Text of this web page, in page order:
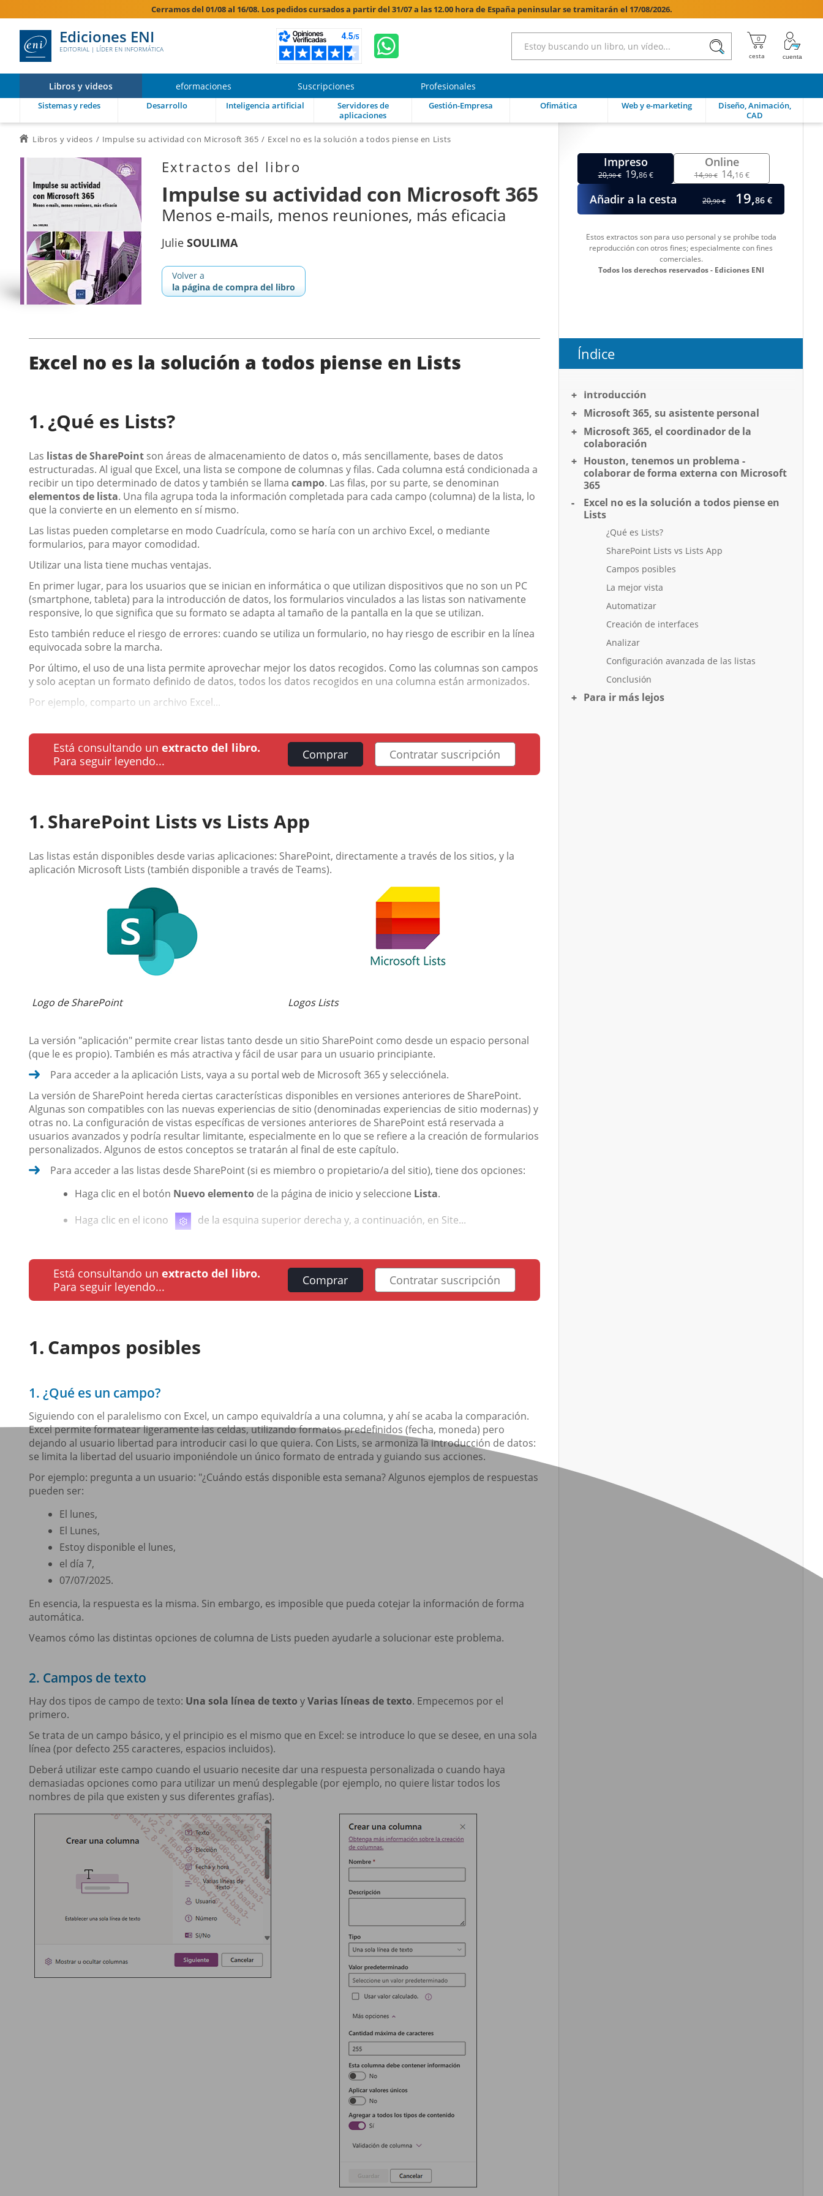
Cerramos del 01/08 al 16/08. Los pedidos cursados a partir del 31/07 a las 12.00 hora de España peninsular se tramitarán el 17/08/2026.
Ediciones ENI
EDITORIAL | LÍDER EN INFORMÁTICA 
Libros y videos eformaciones Suscripciones Profesionales
Sistemas y redes Desarrollo Inteligencia artificial
Servidores de
aplicaciones
Gestión-Empresa Ofimática Web y e-marketing
Diseño, Animación,
CAD
Libros y videos Impulse su actividad con Microsoft 365 Excel no es la solución a todos piense en Lists
Extractos del libro
Impulse su actividad con Microsoft 365
Menos e-mails, menos reuniones, más eficacia
Julie SOULIMA
Volver a
la página de compra del libro
Impreso
20,90 € 19,86 €
Online
14,90 € 14,16 €
Añadir a la cesta 20,90 € 19,86 €
Estos extractos son para uso personal y se prohíbe toda
reproducción con otros fines; especialmente con fines
comerciales.
Todos los derechos reservados - Ediciones ENI
Excel no es la solución a todos piense en Lists
¿Qué es Lists?
Las listas de SharePoint son áreas de almacenamiento de datos o, más sencillamente, bases de datos
estructuradas. Al igual que Excel, una lista se compone de columnas y filas. Cada columna está condicionada a
recibir un tipo determinado de datos y también se llama campo. Las filas, por su parte, se denominan
elementos de lista. Una fila agrupa toda la información completada para cada campo (columna) de la lista, lo
que la convierte en un elemento en sí mismo.
Las listas pueden completarse en modo Cuadrícula, como se haría con un archivo Excel, o mediante
formularios, para mayor comodidad.
Utilizar una lista tiene muchas ventajas.
En primer lugar, para los usuarios que se inician en informática o que utilizan dispositivos que no son un PC
(smartphone, tableta) para la introducción de datos, los formularios vinculados a las listas son nativamente
responsive, lo que significa que su formato se adapta al tamaño de la pantalla en la que se utilizan.
Esto también reduce el riesgo de errores: cuando se utiliza un formulario, no hay riesgo de escribir en la línea
equivocada sobre la marcha.
Por último, el uso de una lista permite aprovechar mejor los datos recogidos. Como las columnas son campos
y solo aceptan un formato definido de datos, todos los datos recogidos en una columna están armonizados.
Por ejemplo, comparto un archivo Excel...
Está consultando un extracto del libro.
Para seguir leyendo...
Comprar Contratar suscripción
SharePoint Lists vs Lists App
Las listas están disponibles desde varias aplicaciones: SharePoint, directamente a través de los sitios, y la
aplicación Microsoft Lists (también disponible a través de Teams).
Logo de SharePoint Logos Lists
La versión "aplicación" permite crear listas tanto desde un sitio SharePoint como desde un espacio personal
(que le es propio). También es más atractiva y fácil de usar para un usuario principiante.
Para acceder a la aplicación Lists, vaya a su portal web de Microsoft 365 y selecciónela.
La versión de SharePoint hereda ciertas características disponibles en versiones anteriores de SharePoint.
Algunas son compatibles con las nuevas experiencias de sitio (denominadas experiencias de sitio modernas) y
otras no. La configuración de vistas específicas de versiones anteriores de SharePoint está reservada a
usuarios avanzados y podría resultar limitante, especialmente en lo que se refiere a la creación de formularios
personalizados. Algunos de estos conceptos se tratarán al final de este capítulo.
Para acceder a las listas desde SharePoint (si es miembro o propietario/a del sitio), tiene dos opciones:
Haga clic en el botón Nuevo elemento de la página de inicio y seleccione Lista.
Haga clic en el icono
de la esquina superior derecha y, a continuación, en Site...
Está consultando un extracto del libro.
Para seguir leyendo...
Comprar Contratar suscripción
Campos posibles
1. ¿Qué es un campo?
Siguiendo con el paralelismo con Excel, un campo equivaldría a una columna, y ahí se acaba la comparación.
Excel permite formatear ligeramente las celdas, utilizando formatos predefinidos (fecha, moneda) pero
dejando al usuario libertad para introducir casi lo que quiera. Con Lists, se armoniza la introducción de datos:
se limita la libertad del usuario imponiéndole un único formato de entrada y guiando sus acciones.
Por ejemplo: pregunta a un usuario: "¿Cuándo estás disponible esta semana? Algunos ejemplos de respuestas
pueden ser:
El lunes,
El Lunes,
Estoy disponible el lunes,
el día 7,
07/07/2025.
En esencia, la respuesta es la misma. Sin embargo, es imposible que pueda cotejar la información de forma
automática.
Veamos cómo las distintas opciones de columna de Lists pueden ayudarle a solucionar este problema.
2. Campos de texto
Hay dos tipos de campo de texto: Una sola línea de texto yVarias líneas de texto. Empecemos por el
primero.
Se trata de un campo básico, y el principio es el mismo que en Excel: se introduce lo que se desee, en una sola
línea (por defecto 255 caracteres, espacios incluidos).
Deberá utilizar este campo cuando el usuario necesite dar una respuesta personalizada o cuando haya
demasiadas opciones como para utilizar un menú desplegable (por ejemplo, no quiere listar todos los
nombres de pila que existen y sus diferentes grafías).
Índice
Introducción
Microsoft 365, su asistente personal
Microsoft 365, el coordinador de la
colaboración
Houston, tenemos un problema -
colaborar de forma externa con Microsoft
365
Excel no es la solución a todos piense en
Lists
¿Qué es Lists?
SharePoint Lists vs Lists App
Campos posibles
La mejor vista
Automatizar
Creación de interfaces
Analizar
Configuración avanzada de las listas
Conclusión
Para ir más lejos